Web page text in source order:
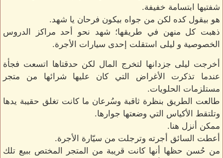
شفتيها ابتسامة خفيفة.
هو بيقول كده لكن من جواه بيكون فرحان يا شهد.
ذهبت كل منهن في طريقها؛ شهد نحو أحد مراكز الدروس
الخصوصية و ليلى استقلت إحدى سيارات الأجرة.
أخرجت ليلى جزدانها لتخرج المال لكن حدقتاها اتسعت فجأة
عندما تذكرت الأغراض التي كان عليها شرائها من متجر
مستلزمات الحلويات.
طالعت الطريق بنظرة ثاقبة وسُرعان ما كانت تغلق حقيبة يدها
وتلتقط الأكياس التي وضعتها جوارها.
ممكن أنزل هنا.
أعطت السائق أجرته وترجلت من سيّارة الأجرة.
من حُسن حظها أنها كانت قريبة من المتجر المختص ببيع تلك